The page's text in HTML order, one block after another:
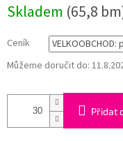
cena:
Skladem (65,8
Ceník
Můžeme doručit do:
Přidat